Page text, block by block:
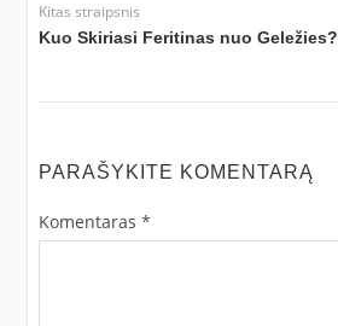
Kitas straipsnis
Kuo Skiriasi Feritinas nuo Geležies?
PARAŠYKITE KOMENTARĄ
Komentaras *